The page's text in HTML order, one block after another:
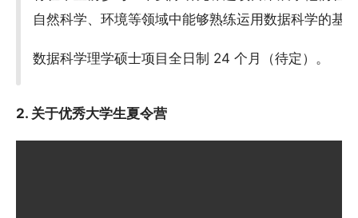
自然科学、环境等领域中能够熟练运用数据科学的基
数据科学理学硕士项目全日制 24 个月（待定）。
2. 关于优秀大学生夏令营